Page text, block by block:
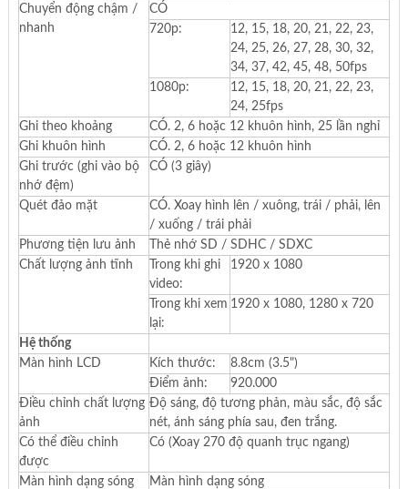
Chuyển động chậm /
nhanh
CÓ
720p:
12, 15, 18, 20, 21, 22, 23,
24, 25, 26, 27, 28, 30, 32,
34, 37, 42, 45, 48, 50fps
1080p:
12, 15, 18, 20, 21, 22, 23,
24, 25fps
Ghi theo khoảng
CÓ. 2, 6 hoặc 12 khuôn hình, 25 lần nghỉ
Ghi khuôn hình
CÓ. 2, 6 hoặc 12 khuôn hình
Ghi trước (ghi vào bộ
nhớ đệm)
CÓ (3 giây)
Quét đảo mặt
CÓ. Xoay hình lên / xuông, trái / phải, lên
/ xuống / trái phải
Phương tiện lưu ảnh
Thẻ nhớ SD / SDHC / SDXC
Chất lượng ảnh tĩnh
Trong khi ghi
video:
1920 x 1080
Trong khi xem
lại:
1920 x 1080, 1280 x 720
Hệ thống
Màn hình LCD
Kích thước:
8.8cm (3.5")
Điểm ảnh:
920.000
Điều chỉnh chất lượng
ảnh
Độ sáng, độ tương phản, màu sắc, độ sắc
nét, ánh sáng phía sau, đen trắng.
Có thể điều chỉnh
được
Có (Xoay 270 độ quanh trục ngang)
Màn hình dạng sóng
Màn hình dạng sóng